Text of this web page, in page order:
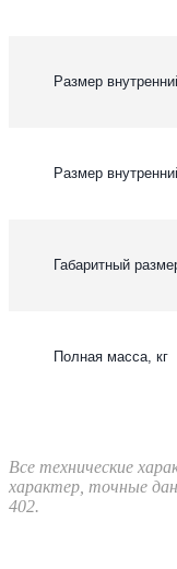
Размер
Размер
Габаритный
Полная масса, кг
Все технические
характер, точные
402.